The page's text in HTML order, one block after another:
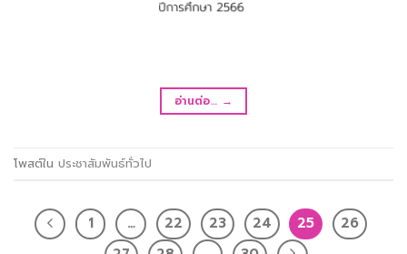
อ่านต่อ… →
โพสต์ใน ประชาสัมพันธ์ทั่วไป
1 … 22 23 24 25
26